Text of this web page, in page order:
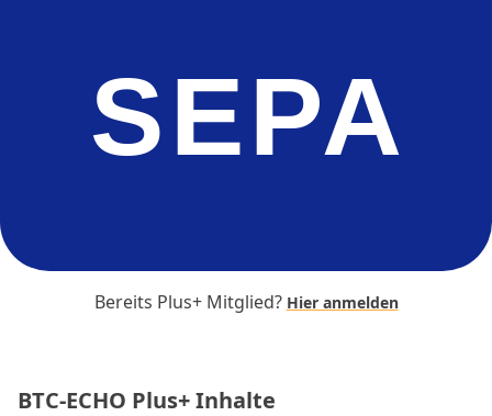
SEPA
Bereits Plus+ Mitglied? Hier anmelden
BTC-ECHO Plus+ Inhalte